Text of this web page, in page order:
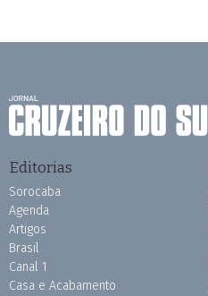
Editorias
Sorocaba
Agenda
Artigos
Brasil
Canal 1
Casa e Acabamento